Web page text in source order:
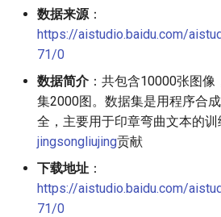
数据来源 ：
https://aistudio.baidu.com/
71/0
数据简介：共包含10000张图像
集2000图。数据集是用程序合
全，主要用于印章弯曲文本的
jingsongliujing贡献
下载地址 ：
https://aistudio.baidu.com/
71/0